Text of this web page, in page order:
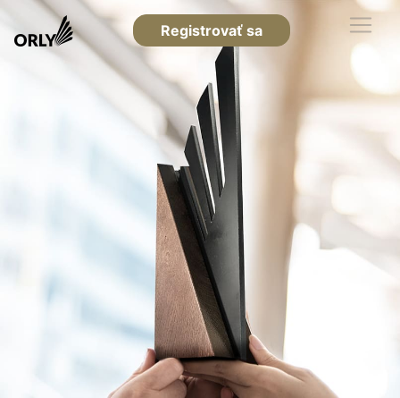
Registrovať sa